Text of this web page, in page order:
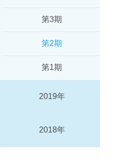
第3期
第2期
第1期
2019年
2018年